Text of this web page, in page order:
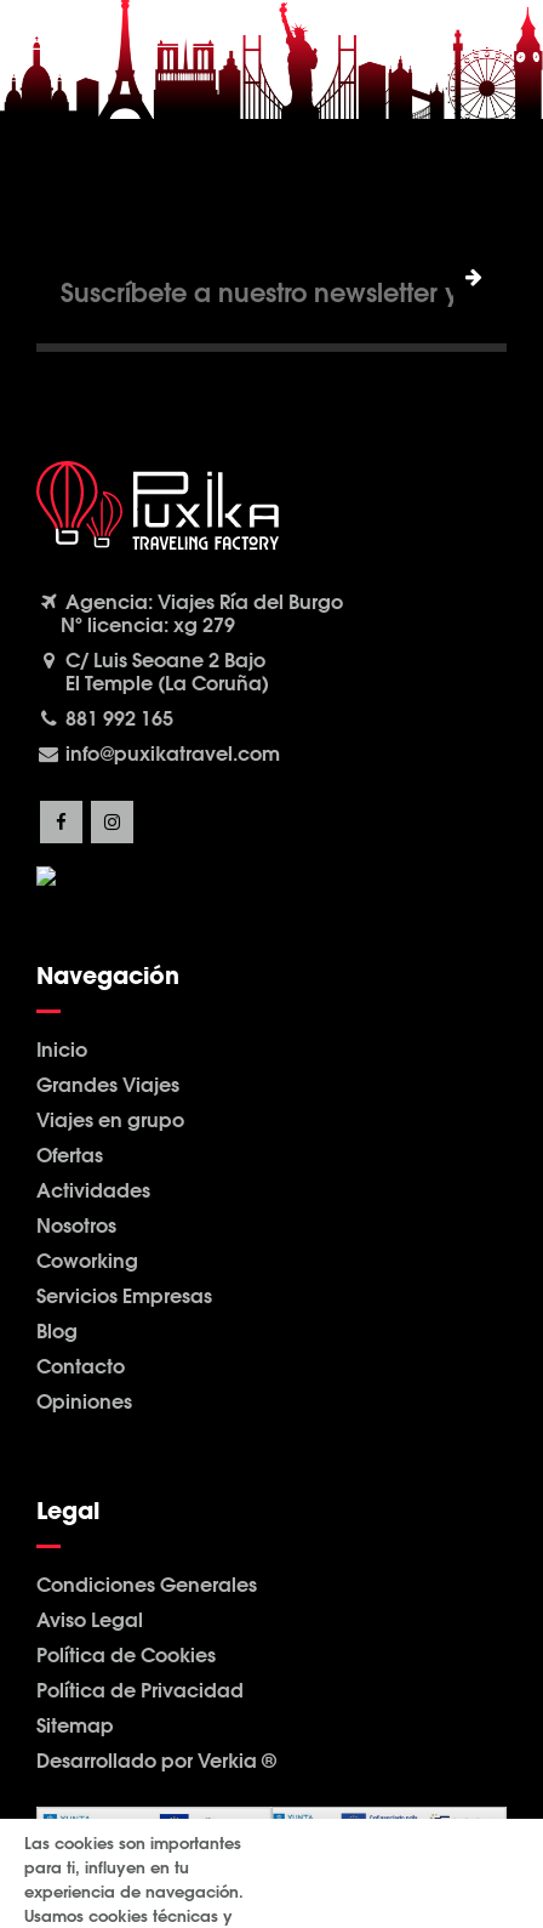
Agencia: Viajes Ría del Burgo
Nº licencia: xg 279
C/ Luis Seoane 2 Bajo
El Temple (La Coruña)
881 992 165
info@puxikatravel.com
Navegación
Inicio
Grandes Viajes
Viajes en grupo
Ofertas
Actividades
Nosotros
Coworking
Servicios Empresas
Blog
Contacto
Opiniones
Legal
Condiciones Generales
Aviso Legal
Política de Cookies
Política de Privacidad
Sitemap
Desarrollado por Verkia ®
Las cookies son importantes
para ti, influyen en tu
experiencia de navegación.
Usamos cookies técnicas y